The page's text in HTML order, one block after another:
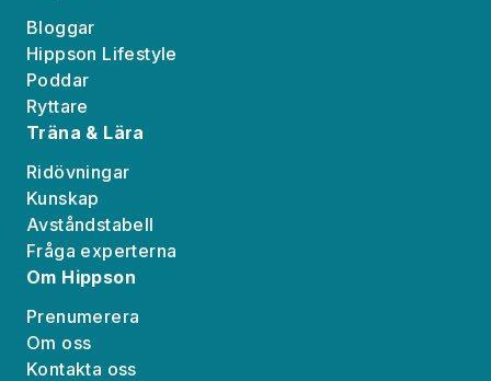
Bloggar
Hippson Lifestyle
Poddar
Ryttare
Träna & Lära
Ridövningar
Kunskap
Avståndstabell
Fråga experterna
Om Hippson
Prenumerera
Om oss
Kontakta oss